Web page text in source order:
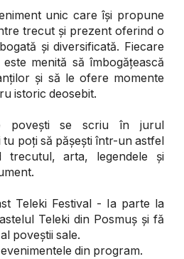
unic care își propune
trecut și prezent oferind o
și diversificată. Fiecare
menită să îmbogățească
și să le ofere momente
istoric deosebit.
povești se scriu în jurul
poți să pășești într-un astfel
trecutul, arta, legendele și
Teleki Festival - Ia parte la
Teleki din Posmuș și fă
poveștii sale.
din program.